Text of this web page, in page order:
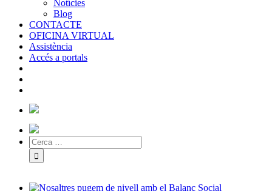
Notícies
Blog
CONTACTE
OFICINA VIRTUAL
Assistència
Accés a portals